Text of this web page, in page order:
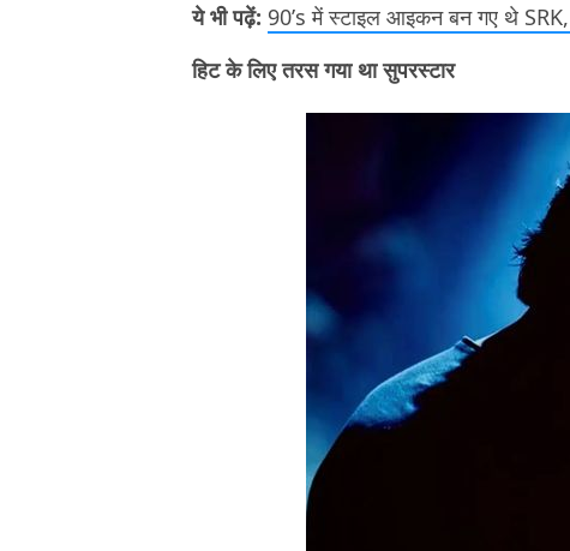
ये भी पढ़ें: 90’s में स्टाइल आइकन बन गए थे
हिट के लिए तरस गया था सुपरस्टार